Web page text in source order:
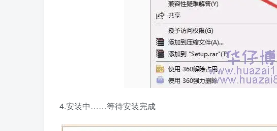
4.安装中……等待安装完成